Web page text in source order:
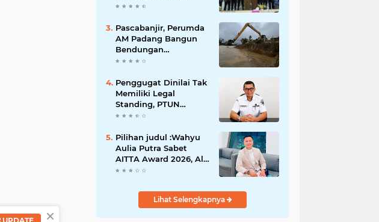
Menyelesaikan
Masyarakat
Pascabanjir, Perumda
AM Padang Bangun
Bendungan
Sementara Guna
Penggugat Dinilai Tak
Memiliki Legal
Standing, PTUN
Padang Nyatakan
Kapuh Utara Tidak
Diterima
Pilihan judul :Wahyu
Aulia Putra Sabet
AITTA Award 2026, Al
Wally Tour & Travel
Nusantara dan
MancanegaraLihat Selengkapnya
×